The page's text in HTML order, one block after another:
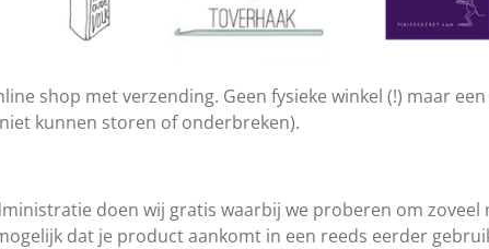
shop met verzending. Geen fysieke winkel (!) maar
kunnen storen of onderbreken).
doen wij gratis waarbij we proberen om
dat je product aankomt in een reeds eerder